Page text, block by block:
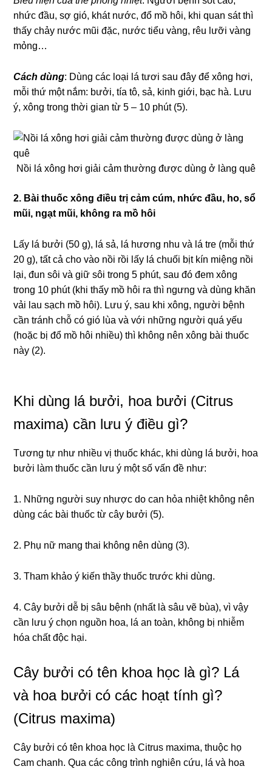
nhức đầu, sợ gió, khát nước, đổ mồ hôi, khi quan sát thì
thấy chảy nước mũi đặc, nước tiểu vàng, rêu lưỡi vàng
mỏng…
Cách dùng: Dùng các loại lá tươi sau đây để xông hơi,
mỗi thứ một nắm: bưởi, tía tô, sả, kinh giới, bạc hà. Lưu
ý, xông trong thời gian từ 5 – 10 phút (5).
Nồi lá xông hơi giải cảm thường được dùng ở làng quê
2. Bài thuốc xông điều trị cảm cúm, nhức đầu, ho, sổ
mũi, ngạt mũi, không ra mồ hôi
Lấy lá bưởi (50 g), lá sả, lá hương nhu và lá tre (mỗi thứ
20 g), tất cả cho vào nồi rồi lấy lá chuối bịt kín miệng nồi
lại, đun sôi và giữ sôi trong 5 phút, sau đó đem xông
trong 10 phút (khi thấy mồ hôi ra thì ngưng và dùng khăn
vải lau sạch mồ hôi). Lưu ý, sau khi xông, người bệnh
cần tránh chỗ có gió lùa và với những người quá yếu
(hoặc bị đổ mồ hôi nhiều) thì không nên xông bài thuốc
này (2).
Khi dùng lá bưởi, hoa bưởi (Citrus
maxima) cần lưu ý điều gì?
Tương tự như nhiều vị thuốc khác, khi dùng lá bưởi, hoa
bưởi làm thuốc cần lưu ý một số vấn đề như:
1. Những người suy nhược do can hỏa nhiệt không nên
dùng các bài thuốc từ cây bưởi (5).
2. Phụ nữ mang thai không nên dùng (3).
3. Tham khảo ý kiến thầy thuốc trước khi dùng.
4. Cây bưởi dễ bị sâu bệnh (nhất là sâu vẽ bùa), vì vậy
cần lưu ý chọn nguồn hoa, lá an toàn, không bị nhiễm
hóa chất độc hại.
Cây bưởi có tên khoa học là gì? Lá
và hoa bưởi có các hoạt tính gì?
(Citrus maxima)
Cây bưởi có tên khoa học là Citrus maxima, thuộc họ
Cam chanh. Qua các công trình nghiên cứu, lá và hoa